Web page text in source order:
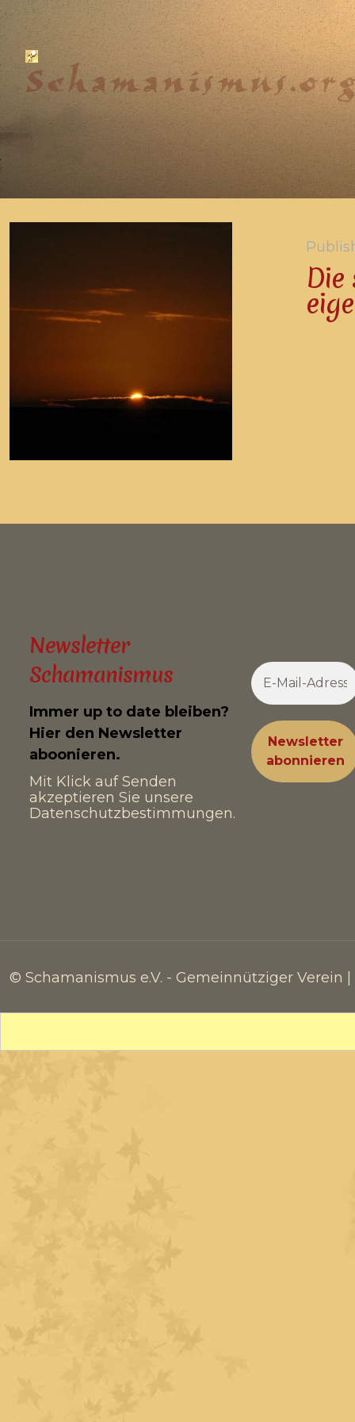
Newsletter
Schamanismus
Immer up to date bleiben?
Hier den Newsletter
aboonieren.
Mit Klick auf Senden
akzeptieren Sie unsere
Datenschutzbestimmungen.
© Schamanismus e.V. - Gemeinnütziger Verein